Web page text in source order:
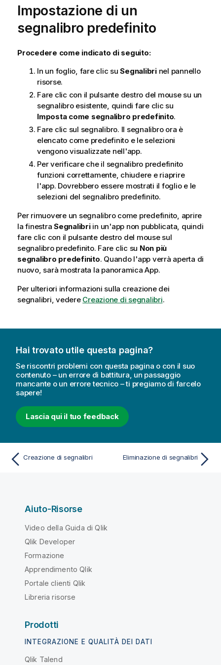
Impostazione di un
segnalibro predefinito
Procedere come indicato di seguito:
In un foglio, fare clic suSegnalibrinel pannello
risorse.
Fare clic con il pulsante destro del mouse su un
segnalibro esistente, quindi fare clic su
Imposta come segnalibro predefinito.
Fare clic sul segnalibro. Il segnalibro ora è
elencato come predefinito e le selezioni
vengono visualizzate nell'app.
Per verificare che il segnalibro predefinito
funzioni correttamente, chiudere e riaprire
l'app. Dovrebbero essere mostrati il foglio e le
selezioni del segnalibro predefinito.
Per rimuovere un segnalibro come predefinito, aprire
la finestra Segnalibriin un'app non pubblicata, quindi
fare clic con il pulsante destro del mouse sul
segnalibro predefinito. Fare clic su Non più
segnalibro predefinito. Quando l'app verrà aperta di
nuovo, sarà mostrata la panoramica App.
Per ulteriori informazioni sulla creazione dei
segnalibri, vedere Creazione di segnalibri.
Hai trovato utile questa pagina?
Se riscontri problemi con questa pagina o con il suo
contenuto – un errore di battitura, un passaggio
mancante o un errore tecnico – ti pregiamo di farcelo
sapere!
Lascia qui il tuo feedback
Creazione di segnalibri Eliminazione di segnalibri
Aiuto-Risorse
Video della Guida di Qlik
Qlik Developer
Formazione
Apprendimento Qlik
Portale clienti Qlik
Libreria risorse
Prodotti
INTEGRAZIONE E QUALITÀ DEI DATI
Qlik Talend